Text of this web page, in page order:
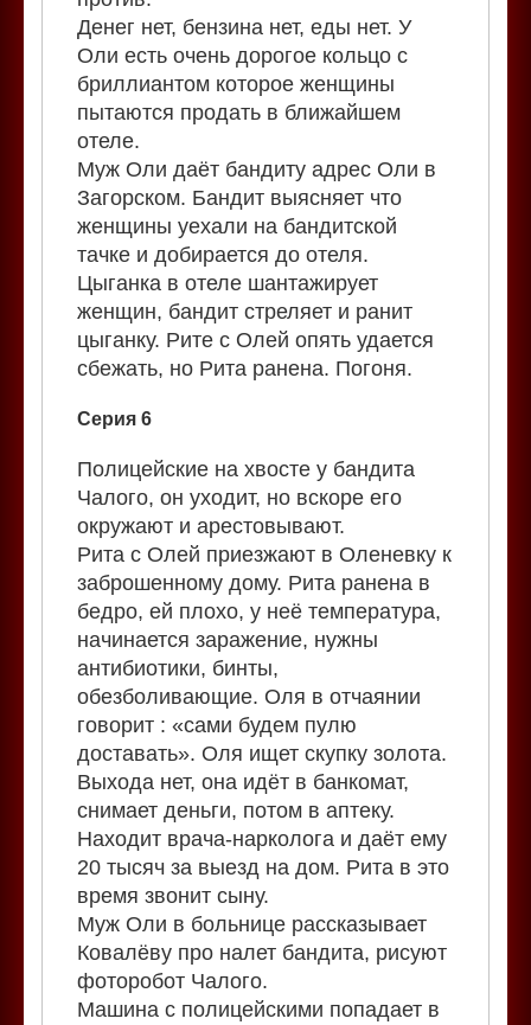
Денег нет, бензина нет, еды нет. У
Оли есть очень дорогое кольцо с
бриллиантом которое женщины
пытаются продать в ближайшем
отеле.
Муж Оли даёт бандиту адрес Оли в
Загорском. Бандит выясняет что
женщины уехали на бандитской
тачке и добирается до отеля.
Цыганка в отеле шантажирует
женщин, бандит стреляет и ранит
цыганку. Рите с Олей опять удается
сбежать, но Рита ранена. Погоня.
Серия 6
Полицейские на хвосте у бандита
Чалого, он уходит, но вскоре его
окружают и арестовывают.
Рита с Олей приезжают в Оленевку к
заброшенному дому. Рита ранена в
бедро, ей плохо, у неё температура,
начинается заражение, нужны
антибиотики, бинты,
обезболивающие. Оля в отчаянии
говорит : «сами будем пулю
доставать». Оля ищет скупку золота.
Выхода нет, она идёт в банкомат,
снимает деньги, потом в аптеку.
Находит врача-нарколога и даёт ему
20 тысяч за выезд на дом. Рита в это
время звонит сыну.
Муж Оли в больнице рассказывает
Ковалёву про налет бандита, рисуют
фоторобот Чалого.
Машина с полицейскими попадает в